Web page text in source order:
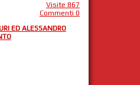
Visite 867
Commenti 0
ED ALESSANDRO